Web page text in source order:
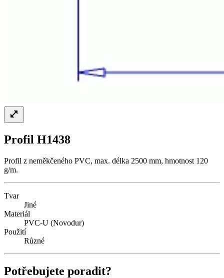
Profil H1438
Profil z neměkčeného PVC, max. délka 2500 mm, hmotnost 120
g/m.
Tvar
Jiné
Materiál
PVC-U (Novodur)
Použití
Různé
Potřebujete poradit?